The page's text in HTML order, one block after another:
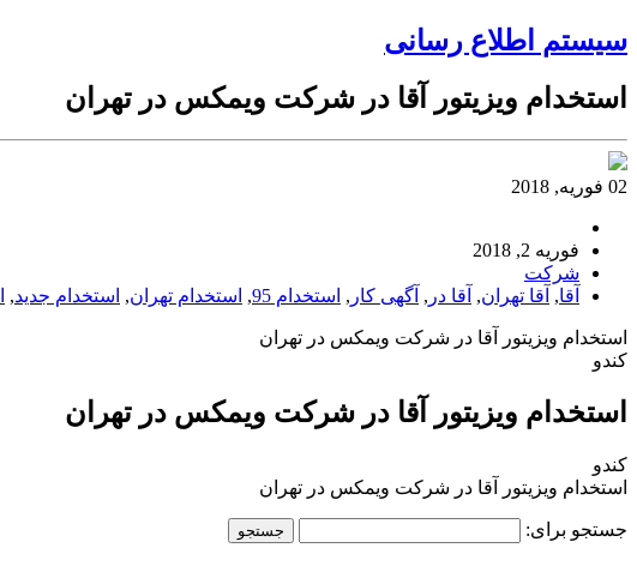
سیستم اطلاع رسانی
استخدام ویزیتور آقا در شرکت ویمکس در تهران
02 فوریه, 2018
فوریه 2, 2018
شرکت
آقا, آقا تهران, آقا در , آگهی کار , استخدام 95 , استخدام تهران, استخدام جدید,
استخدام ویزیتور آقا در شرکت ویمکس در تهران
کندو
استخدام ویزیتور آقا در شرکت ویمکس در تهران
کندو
استخدام ویزیتور آقا در شرکت ویمکس در تهران
جستجو برای: